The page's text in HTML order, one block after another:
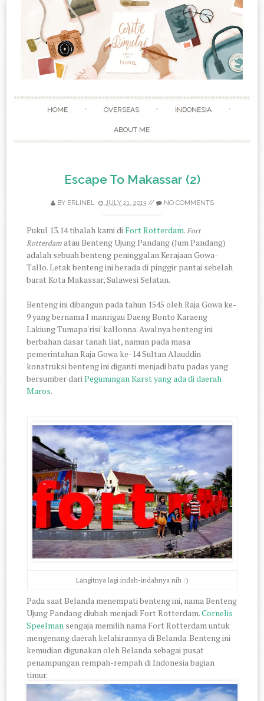
HOME OVERSEAS INDONESIA
ABOUT ME
Escape To Makassar (2)
BY ERLINEL JULY 21, 2013// NO COMMENTS
Pukul 13.14 tibalah kami diFort Rotterdam.Fort
Rotterdamatau Benteng Ujung Pandang (Jum Pandang)
adalah sebuah benteng peninggalan Kerajaan Gowa-
Tallo. Letak benteng ini berada di pinggir pantai sebelah
barat Kota Makassar, Sulawesi Selatan.
Benteng ini dibangun pada tahun 1545 oleh Raja Gowa ke-
9 yang bernama I manrigau Daeng Bonto Karaeng
Lakiung Tumapa'risi' kallonna. Awalnya benteng ini
berbahan dasar tanah liat, namun pada masa
pemerintahan Raja Gowa ke-14 Sultan Alauddin
konstruksi benteng ini diganti menjadi batu padas yang
bersumber dariPegunungan Karst yang ada di daerah
Maros.
Langitnya lagi indah-indahnya nih :')
Pada saat Belanda menempati benteng ini, nama Benteng
Ujung Pandang diubah menjadi Fort Rotterdam.Cornelis
Speelman sengaja memilih nama Fort Rotterdam untuk
mengenang daerah kelahirannya di Belanda. Benteng ini
kemudian digunakan oleh Belanda sebagai pusat
penampungan rempah-rempah di Indonesia bagian
timur.